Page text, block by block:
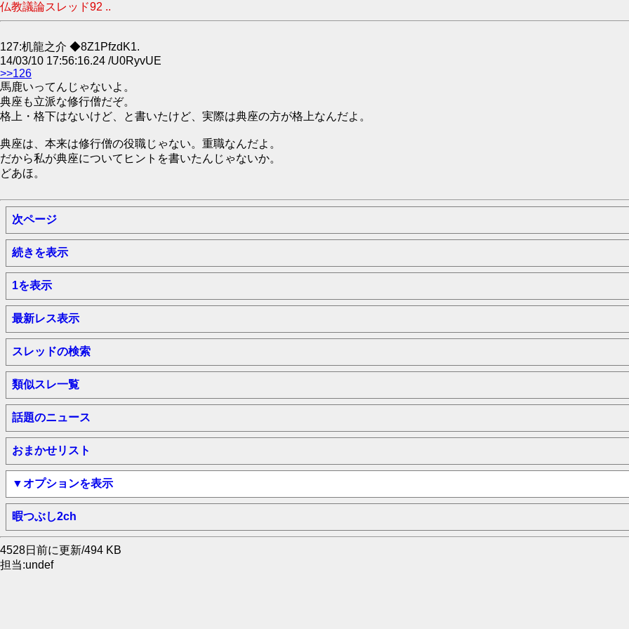
仏教議論スレッド92 ..
127:机龍之介 ◆8Z1PfzdK1.
14/03/10 17:56:16.24 /U0RyvUE
>>126
馬鹿いってんじゃないよ。
典座も立派な修行僧だぞ。
格上・格下はないけど、と書いたけど、実際は典座の方が格上なんだよ。
典座は、本来は修行僧の役職じゃない。重職なんだよ。
だから私が典座についてヒントを書いたんじゃないか。
どあほ。
次ページ
続きを表示
1を表示
最新レス表示
スレッドの検索
類似スレ一覧
話題のニュース
おまかせリスト
▼オプションを表示
暇つぶし2ch
4528日前に更新/494 KB
担当:undef